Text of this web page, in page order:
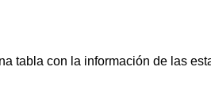
tabla con la información de las